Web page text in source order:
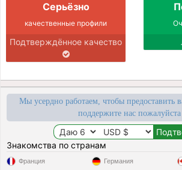
Серьёзно
качественные профили
Подтверждённое качество
Мы усердно работаем, чтобы предоставить
поддержите нас пожалуйста
Знакомства по странам
Франция Германия